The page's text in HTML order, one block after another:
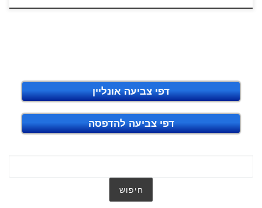
דפי צביעה אונליין
דפי צביעה להדפסה